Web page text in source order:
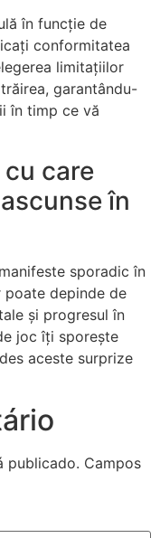
în funcție de
conformitatea
limitațiilor
garantându-
în timp ce vă
care
în
sporadic în
poate depinde de
și progresul în
joc îți sporește
aceste surprize
publicado. Campos